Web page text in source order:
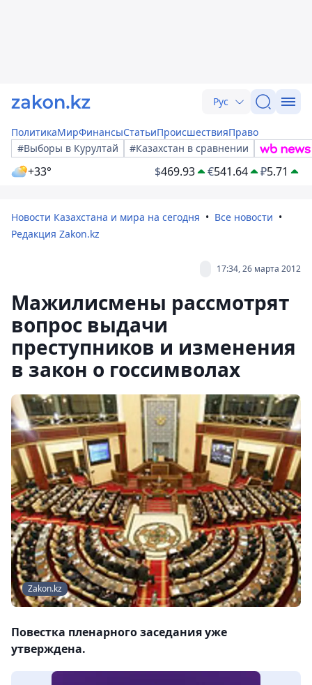
Рус
ПолитикаМирФинансыСтатьиПроисшествияПраво
#Выборы в Курултай
#Казахстан в сравнении
+33° $469.93 €541.64 ₽5.71
Новости Казахстана и мира на сегодня
Все новости
Редакция Zakon.kz
17:34, 26 марта 2012
Мажилисмены рассмотрят
вопрос выдачи
преступников и изменения
в закон о госсимволах
Zakon.kz
Повестка пленарного заседания уже
утверждена.